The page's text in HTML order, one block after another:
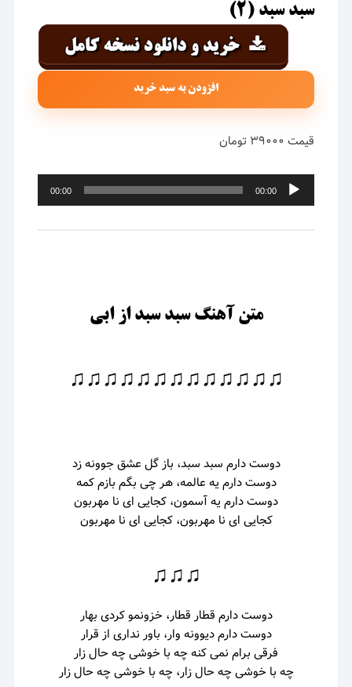
سبد سبد (۲)
افزودن به سبد خرید
قیمت ۳۹۰۰۰ تومان
پخش‌کننده
صوت
00:00
00:00
متن آهنگ سبد سبد از ابی
♫♫♫♫♫♫♫♫♫♫♫♫♫
دوست دارم سبد سبد، باز گل عشق جوونه زد
دوست دارم یه عالمه، هر چی بگم بازم کمه
دوست دارم یه آسمون، کجایی ای نا مهربون
کجایی ای نا مهربون، کجایی ای نا مهربون
♫♫♫
دوست دارم قطار قطار، خزونمو کردی بهار
دوست دارم دیوونه وار، باور نداری از قرار
فرقی برام نمی کنه چه با خوشی چه حال زار
چه با خوشی چه حال زار، چه با خوشی چه حال زار